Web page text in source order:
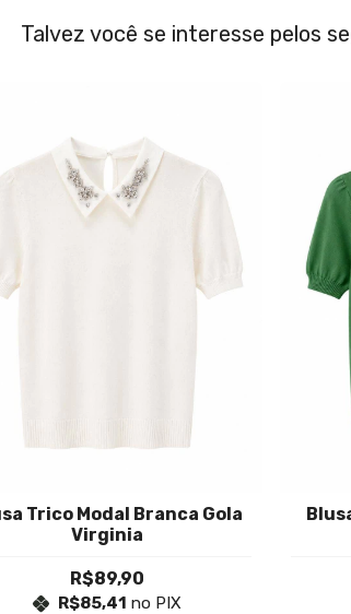
Talvez você se interesse pelos
Trico Modal Branca Gola
Virginia
R$89,90
R$85,41 no PIX